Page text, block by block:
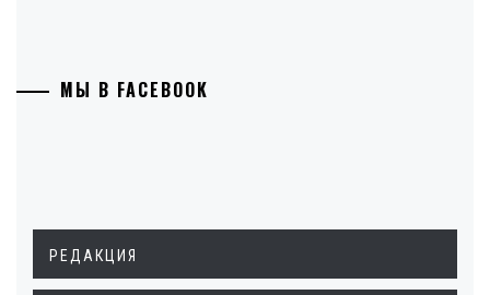
МЫ В FACEBOOK
РЕДАКЦИЯ